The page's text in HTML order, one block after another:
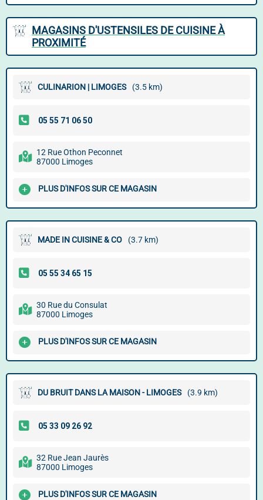
MAGASINS D'USTENSILES DE CUISINE À
PROXIMITÉ
CULINARION | LIMOGES (3.5 km)
12 Rue Othon Peconnet
87000 Limoges
PLUS D'INFOS SUR CE MAGASIN
MADE IN CUISINE & CO (3.7 km)
30 Rue du Consulat
87000 Limoges
PLUS D'INFOS SUR CE MAGASIN
DU BRUIT DANS LA MAISON - LIMOGES (3.9 km)
32 Rue Jean Jaurès
87000 Limoges
PLUS D'INFOS SUR CE MAGASIN